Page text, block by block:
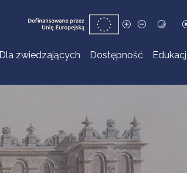
Dla zwiedzających Dostępność